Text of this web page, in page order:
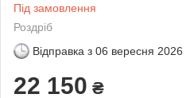
Під замовлення
Роздріб
Відправка з 06 вересня 2026
22 150 ₴